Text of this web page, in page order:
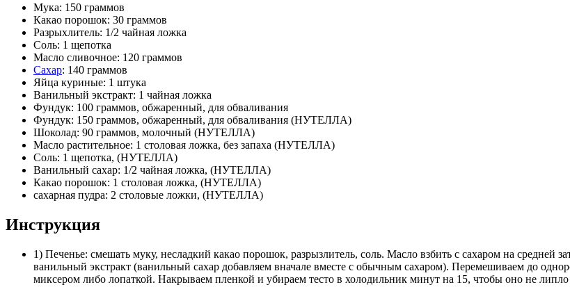
Мука: 150 граммов
Какао порошок: 30 граммов
Разрыхлитель: 1/2 чайная ложка
Соль: 1 щепотка
Масло сливочное: 120 граммов
Сахар: 140 граммов
Яйца куриные: 1 штука
Ванильный экстракт: 1 чайная ложка
Фундук: 100 граммов, обжаренный, для обваливания
Фундук: 150 граммов, обжаренный, для обваливания (НУТЕЛЛА)
Шоколад: 90 граммов, молочный (НУТЕЛЛА)
Масло растительное: 1 столовая ложка, без запаха (НУТЕЛЛА)
Соль: 1 щепотка, (НУТЕЛЛА)
Ванильный сахар: 1/2 чайная ложка, (НУТЕЛЛА)
Какао порошок: 1 столовая ложка, (НУТЕЛЛА)
сахарная пудра: 2 столовые ложки, (НУТЕЛЛА)
Инструкция
1) Печенье: смешать муку, несладкий какао порошок, разрызлитель, соль. Масло взбить с сахаром на средней
ванильный экстракт (ванильный сахар добавляем вначале вместе с обычным сахаром). Перемешиваем до
миксером либо лопаткой. Накрываем пленкой и убираем тесто в холодильник минут на 15, чтобы оно не